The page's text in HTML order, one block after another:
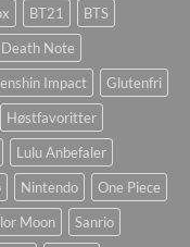
BT21
BTS
Death Note
Impact
Glutenfri
Høstfavoritter
Lulu Anbefaler
Nintendo
One Piece
Moon
Sanrio